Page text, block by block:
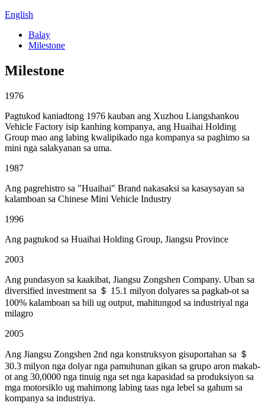
English
Balay
Milestone
Milestone
1976
Pagtukod kaniadtong 1976 kauban ang Xuzhou Liangshankou
Vehicle Factory isip kanhing kompanya, ang Huaihai Holding
Group mao ang labing kwalipikado nga kompanya sa paghimo sa
mini nga salakyanan sa uma.
1987
Ang pagrehistro sa "Huaihai" Brand nakasaksi sa kasaysayan sa
kalamboan sa Chinese Mini Vehicle Industry
1996
Ang pagtukod sa Huaihai Holding Group, Jiangsu Province
2003
Ang pundasyon sa kaakibat, Jiangsu Zongshen Company. Uban sa
diversified investment sa ＄ 15.1 milyon dolyares sa pagkab-ot sa
100% kalamboan sa bili ug output, mahitungod sa industriyal nga
milagro
2005
Ang Jiangsu Zongshen 2nd nga konstruksyon gisuportahan sa ＄
30.3 milyon nga dolyar nga pamuhunan gikan sa grupo aron makab-
ot ang 30,0000 nga tinuig nga set nga kapasidad sa produksiyon sa
mga motorsiklo ug mahimong labing taas nga lebel sa gahum sa
kompanya sa industriya.